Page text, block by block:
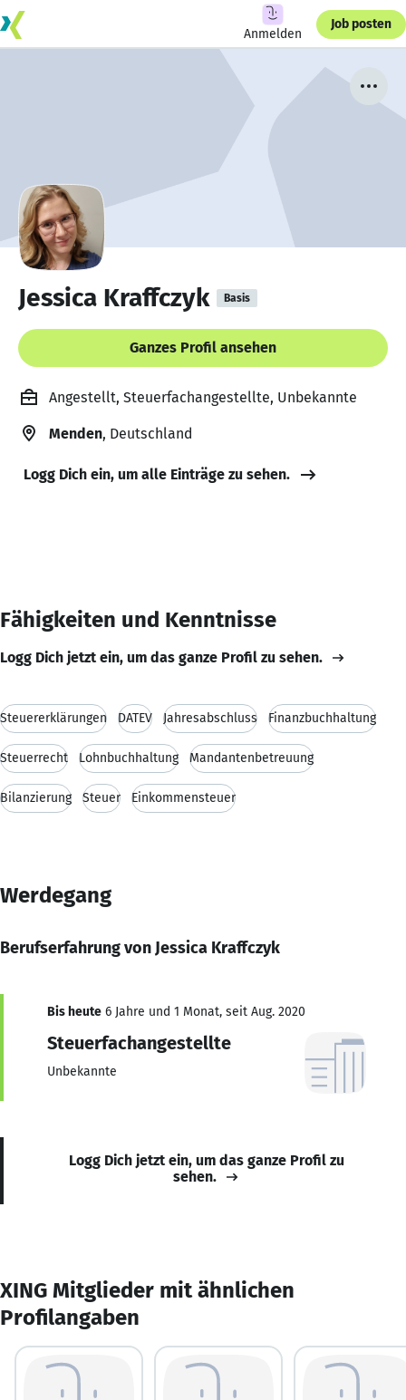
Anmelden
Job posten
Jessica Kraffczyk Basis
Ganzes Profil ansehen
Angestellt, Steuerfachangestellte, Unbekannte
Menden, Deutschland
Logg Dich ein, um alle Einträge zu sehen.
Fähigkeiten und Kenntnisse
Logg Dich jetzt ein, um das ganze Profil zu sehen.
Steuererklärungen DATEV Jahresabschluss Finanzbuchhaltung
Steuerrecht Lohnbuchhaltung Mandantenbetreuung
Bilanzierung Steuer Einkommensteuer
Werdegang
Berufserfahrung von Jessica Kraffczyk
Bis heute 6 Jahre und 1 Monat, seit Aug. 2020
Steuerfachangestellte
Unbekannte
Logg Dich jetzt ein, um das ganze Profil zu
sehen.
XING Mitglieder mit ähnlichen
Profilangaben